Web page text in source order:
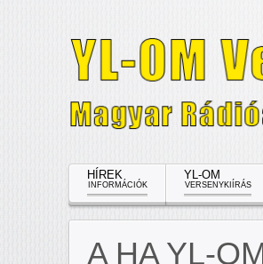
HÍREK
INFORMÁCIÓK
YL-OM
VERSENYKIÍRÁS
A HA YL-